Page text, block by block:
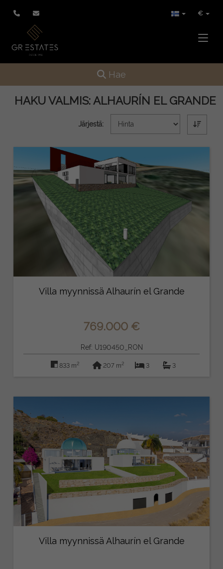
€
Toggle navigation
Hae
HAKU VALMIS:ALHAURÍN EL GRANDE
Järjestä:
Villa myynnissä Alhaurín el Grande
769.000 €
Ref: U190450_RON
833 m2 207 m2 3 3
Villa myynnissä Alhaurín el Grande